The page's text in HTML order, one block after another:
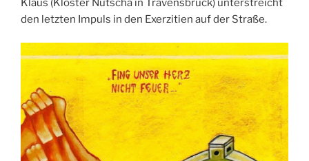
den letzten Impuls in den Exerzitien auf der Straße.